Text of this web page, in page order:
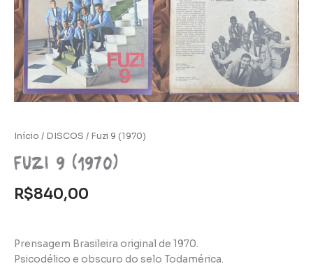
Início / DISCOS / Fuzi 9 (1970)
Fuzi 9 (1970)
R$840,00
Prensagem Brasileira original de 1970.
Psicodélico e obscuro do selo Todamérica.